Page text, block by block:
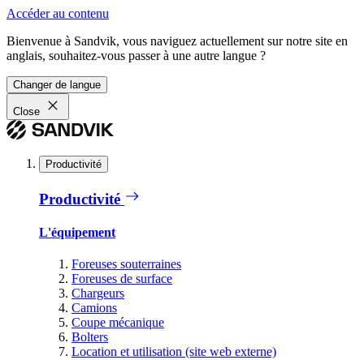
Accéder au contenu
Bienvenue à Sandvik, vous naviguez actuellement sur notre site en
anglais, souhaitez-vous passer à une autre langue ?
Changer de langue
Close
Productivité
Productivité
L'équipement
Foreuses souterraines
Foreuses de surface
Chargeurs
Camions
Coupe mécanique
Bolters
Location et utilisation (site web externe)